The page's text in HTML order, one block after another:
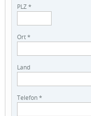
PLZ *
Ort *
Land
Telefon *